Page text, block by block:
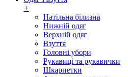
+
Натільна білизна
Нижній одяг
Верхній одяг
Взуття
Головні убори
Рукавиці та рукавички
Шкарпетки